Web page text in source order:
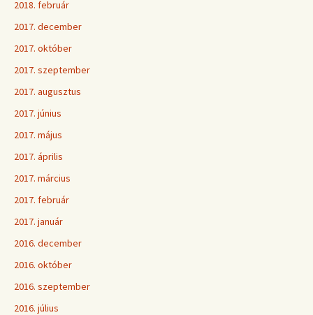
2018. február
2017. december
2017. október
2017. szeptember
2017. augusztus
2017. június
2017. május
2017. április
2017. március
2017. február
2017. január
2016. december
2016. október
2016. szeptember
2016. július